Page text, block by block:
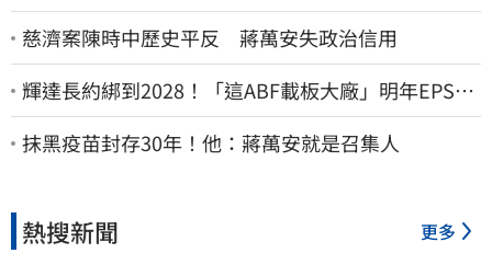
慈濟案陳時中歷史平反 蔣萬安失政治信用
輝達長約綁到2028！「這ABF載板大廠」明年EPS上
看22元 目標價至1000元
抹黑疫苗封存30年！他：蔣萬安就是召集人
熱搜新聞 更多